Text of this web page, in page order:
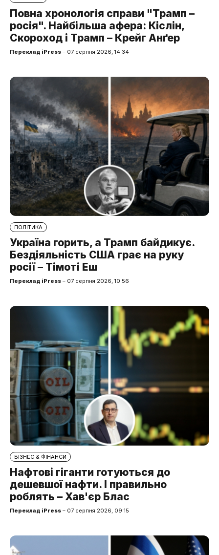
Повна хронологія справи "Трамп –
росія". Найбільша афера: Кіслін,
Скороход і Трамп – Крейг Анґер
Переклад iPress – 07 серпня 2026, 14:34
ПОЛІТИКА
Україна горить, а Трамп байдикує.
Бездіяльність США грає на руку
росії – Тімоті Еш
Переклад iPress – 07 серпня 2026, 10:56
БІЗНЕС & ФІНАНСИ
Нафтові гіганти готуються до
дешевшої нафти. І правильно
роблять – Хав'єр Блас
Переклад iPress – 07 серпня 2026, 09:15